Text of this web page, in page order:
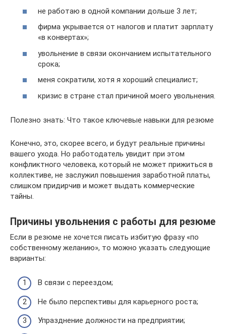
не работаю в одной компании дольше 3 лет;
фирма укрывается от налогов и платит зарплату
«в конвертах»;
увольнение в связи окончанием испытательного
срока;
меня сократили, хотя я хороший специалист;
кризис в стране стал причиной моего увольнения.
Полезно знать: Что такое ключевые навыки для резюме
Конечно, это, скорее всего, и будут реальные причины
вашего ухода. Но работодатель увидит при этом
конфликтного человека, который не может прижиться в
коллективе, не заслужил повышения заработной платы,
слишком придирчив и может выдать коммерческие
тайны.
Причины увольнения с работы для резюме
Если в резюме не хочется писать избитую фразу «по
собственному желанию», то можно указать следующие
варианты:
В связи с переездом;
Не было перспективы для карьерного роста;
Упразднение должности на предприятии;